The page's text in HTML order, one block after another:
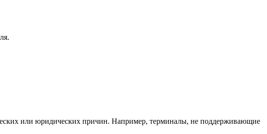
или юридических причин. Например, терминалы, не поддерживающие